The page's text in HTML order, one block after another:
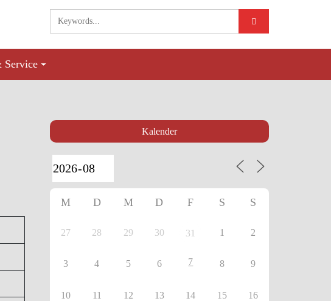
Service
Kalender
M D M D F S S
27 28 29 30 31 1 2
3 4 5 6 7 8 9
10 11 12 13 14 15 16